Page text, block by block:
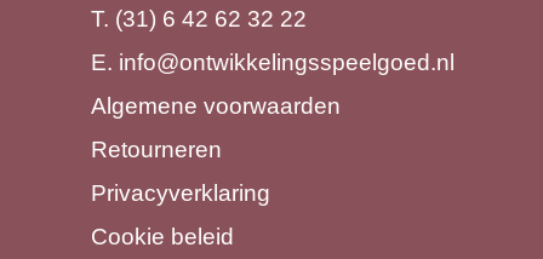
T. (31) 6 42 62 32 22
E. info@ontwikkelingsspeelgoed.nl
Algemene voorwaarden
Retourneren
Privacyverklaring
Cookie beleid